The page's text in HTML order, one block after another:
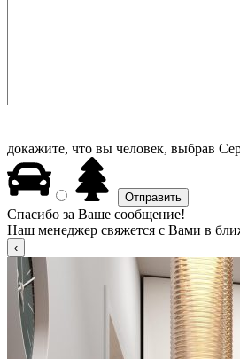
докажите, что вы человек, выбрав
Спасибо за Ваше сообщение!
Наш менеджер свяжется с Вами в